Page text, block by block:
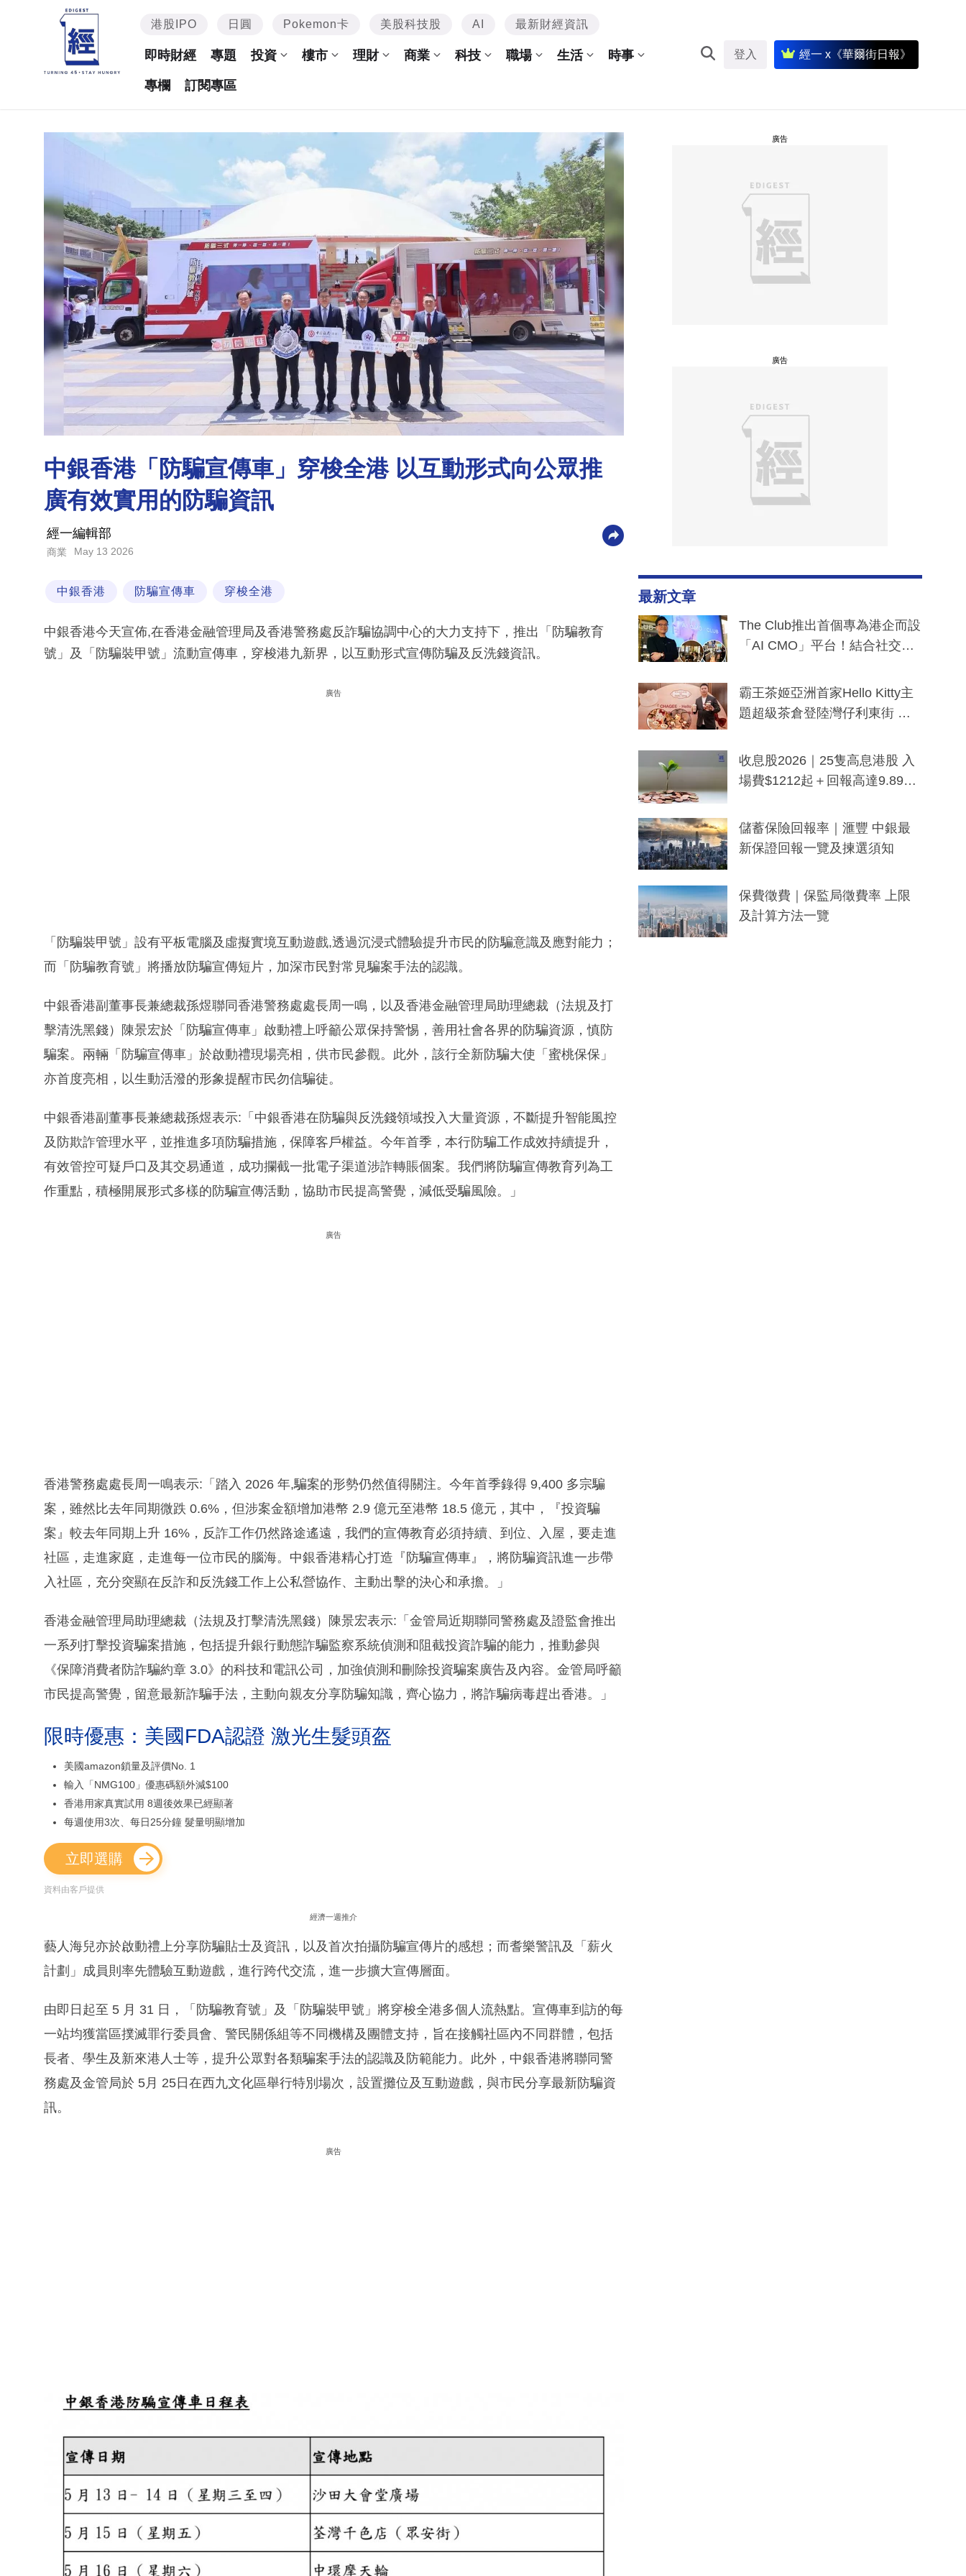
港股IPO 日圓 Pokemon卡 美股科技股 AI 最新財經資訊
即時財經 專題 投資 樓市 理財 商業 科技 職場 生活 時事
專欄 訂閱專區
登入 經一 x《華爾街日報》
中銀香港「防騙宣傳車」穿梭全港 以互動形式向公眾推
廣有效實用的防騙資訊
經一編輯部
商業 May 13 2026
中銀香港 防騙宣傳車 穿梭全港
中銀香港今天宣佈,在香港金融管理局及香港警務處反詐騙協調中心的大力支持下，推出「防騙教育
號」及「防騙裝甲號」流動宣傳車，穿梭港九新界，以互動形式宣傳防騙及反洗錢資訊。
廣告
「防騙裝甲號」設有平板電腦及虛擬實境互動遊戲,透過沉浸式體驗提升市民的防騙意識及應對能力；
而「防騙教育號」將播放防騙宣傳短片，加深市民對常見騙案手法的認識。
中銀香港副董事長兼總裁孫煜聯同香港警務處處長周一鳴，以及香港金融管理局助理總裁（法規及打
擊清洗黑錢）陳景宏於「防騙宣傳車」啟動禮上呼籲公眾保持警惕，善用社會各界的防騙資源，慎防
騙案。兩輛「防騙宣傳車」於啟動禮現場亮相，供市民參觀。此外，該行全新防騙大使「蜜桃保保」
亦首度亮相，以生動活潑的形象提醒市民勿信騙徒。
中銀香港副董事長兼總裁孫煜表示:「中銀香港在防騙與反洗錢領域投入大量資源，不斷提升智能風控
及防欺詐管理水平，並推進多項防騙措施，保障客戶權益。今年首季，本行防騙工作成效持續提升，
有效管控可疑戶口及其交易通道，成功攔截一批電子渠道涉詐轉賬個案。我們將防騙宣傳教育列為工
作重點，積極開展形式多樣的防騙宣傳活動，協助市民提高警覺，減低受騙風險。」
廣告
香港警務處處長周一鳴表示:「踏入 2026 年,騙案的形勢仍然值得關注。今年首季錄得 9,400 多宗騙
案，雖然比去年同期微跌 0.6%，但涉案金額增加港幣 2.9 億元至港幣 18.5 億元，其中，『投資騙
案』較去年同期上升 16%，反詐工作仍然路途遙遠，我們的宣傳教育必須持續、到位、入屋，要走進
社區，走進家庭，走進每一位市民的腦海。中銀香港精心打造『防騙宣傳車』，將防騙資訊進一步帶
入社區，充分突顯在反詐和反洗錢工作上公私營協作、主動出擊的決心和承擔。」
香港金融管理局助理總裁（法規及打擊清洗黑錢）陳景宏表示:「金管局近期聯同警務處及證監會推出
一系列打擊投資騙案措施，包括提升銀行動態詐騙監察系統偵測和阻截投資詐騙的能力，推動參與
《保障消費者防詐騙約章 3.0》的科技和電訊公司，加強偵測和刪除投資騙案廣告及內容。金管局呼籲
市民提高警覺，留意最新詐騙手法，主動向親友分享防騙知識，齊心協力，將詐騙病毒趕出香港。」
限時優惠：美國FDA認證 激光生髮頭盔
美國amazon鎖量及評價No. 1
輸入「NMG100」優惠碼額外減$100
香港用家真實試用 8週後效果已經顯著
每週使用3次、每日25分鐘 髮量明顯增加
立即選購
資料由客戶提供
經濟一週推介
藝人海兒亦於啟動禮上分享防騙貼士及資訊，以及首次拍攝防騙宣傳片的感想；而耆樂警訊及「薪火
計劃」成員則率先體驗互動遊戲，進行跨代交流，進一步擴大宣傳層面。
由即日起至 5 月 31 日，「防騙教育號」及「防騙裝甲號」將穿梭全港多個人流熱點。宣傳車到訪的每
一站均獲當區撲滅罪行委員會、警民關係組等不同機構及團體支持，旨在接觸社區內不同群體，包括
長者、學生及新來港人士等，提升公眾對各類騙案手法的認識及防範能力。此外，中銀香港將聯同警
務處及金管局於 5月 25日在西九文化區舉行特別場次，設置攤位及互動遊戲，與市民分享最新防騙資
訊。
廣告
廣告
廣告
最新文章
The Club推出首個專為港企而設
「AI CMO」平台！結合社交聆
分鐘生成「貼地」宣傳短片
霸王茶姬亞洲首家Hello Kitty主
題超級茶倉登陸灣仔利東街 推
y及香港限定特調系列
收息股2026｜25隻高息港股 入
場費$1212起＋回報高達9.89
儲蓄保險回報率｜滙豐 中銀最
新保證回報一覽及揀選須知
保費徵費｜保監局徵費率 上限
及計算方法一覽